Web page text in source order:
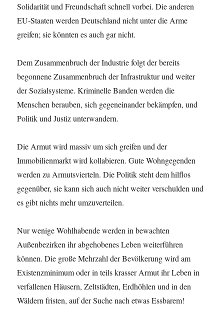
Solidarität und Freundschaft schnell vorbei. Die anderen
EU-Staaten werden Deutschland nicht unter die Arme
greifen; sie könnten es auch gar nicht.
Dem Zusammenbruch der Industrie folgt der bereits
begonnene Zusammenbruch der Infrastruktur und weiter
der Sozialsysteme. Kriminelle Banden werden die
Menschen berauben, sich gegeneinander bekämpfen, und
Politik und Justiz unterwandern.
Die Armut wird massiv um sich greifen und der
Immobilienmarkt wird kollabieren. Gute Wohngegenden
werden zu Armutsvierteln. Die Politik steht dem hilflos
gegenüber, sie kann sich auch nicht weiter verschulden und
es gibt nichts mehr umzuverteilen.
Nur wenige Wohlhabende werden in bewachten
Außenbezirken ihr abgehobenes Leben weiterführen
können. Die große Mehrzahl der Bevölkerung wird am
Existenzminimum oder in teils krasser Armut ihr Leben in
verfallenen Häusern, Zeltstädten, Erdhöhlen und in den
Wäldern fristen, auf der Suche nach etwas Essbarem!